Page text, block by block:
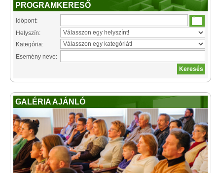
PROGRAMKERESŐ
Időpont:
Helyszín:
Kategória:
Esemény neve:
GALÉRIA AJÁNLÓ